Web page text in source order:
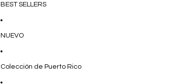
BEST SELLERS
NUEVO
Colección de Puerto Rico